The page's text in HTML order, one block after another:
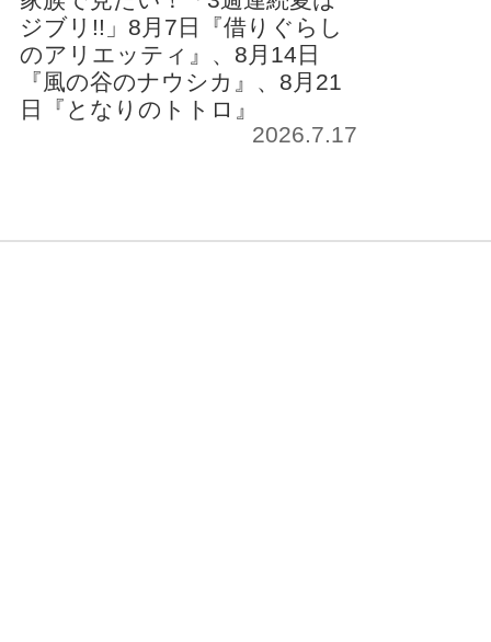
ジブリ!!」8月7日『借りぐらし
のアリエッティ』、8月14日
『風の谷のナウシカ』、8月21
日『となりのトトロ』
2026.7.17